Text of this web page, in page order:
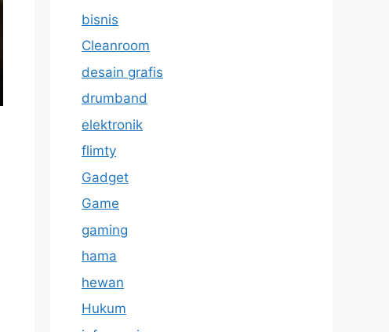
bisnis
Cleanroom
desain grafis
drumband
elektronik
flimty
Gadget
Game
gaming
hama
hewan
Hukum